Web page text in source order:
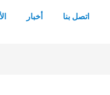
أخبار اتصل بنا